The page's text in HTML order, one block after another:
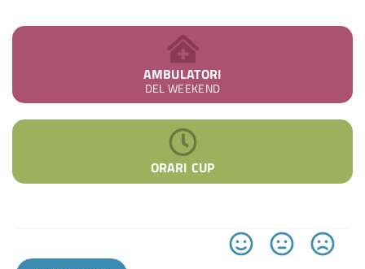
AMBULATORI
DEL WEEKEND
ORARI CUP